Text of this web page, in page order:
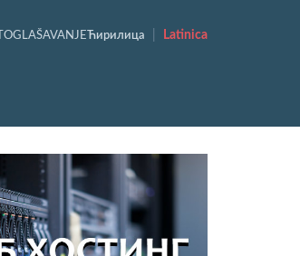
OGLAŠAVANJE Ћирилица Latinica